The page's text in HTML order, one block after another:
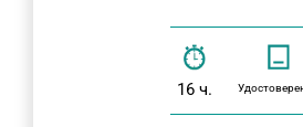
16 ч.